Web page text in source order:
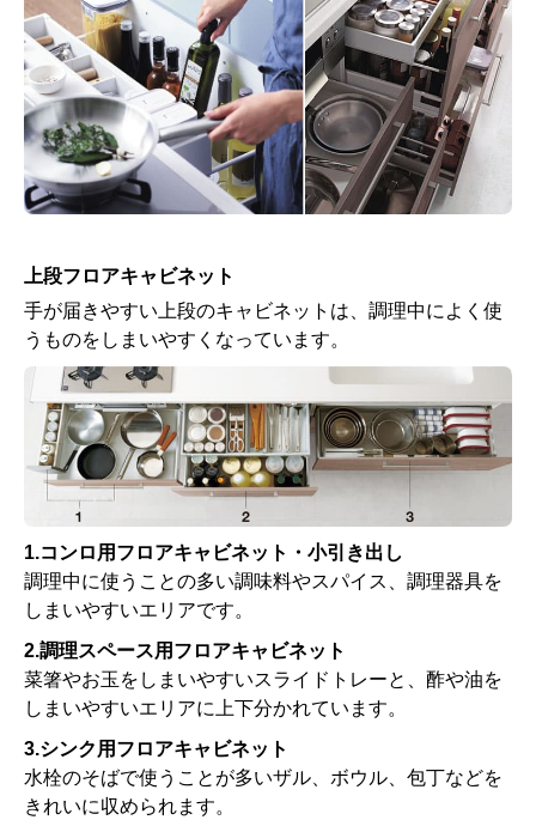
上段フロアキャビネット
手が届きやすい上段のキャビネットは、調理中によく使
うものをしまいやすくなっています。
1.コンロ用フロアキャビネット・小引き出し
調理中に使うことの多い調味料やスパイス、調理器具を
しまいやすいエリアです。
2.調理スペース用フロアキャビネット
菜箸やお玉をしまいやすいスライドトレーと、酢や油を
しまいやすいエリアに上下分かれています。
3.シンク用フロアキャビネット
水栓のそばで使うことが多いザル、ボウル、包丁などを
きれいに収められます。